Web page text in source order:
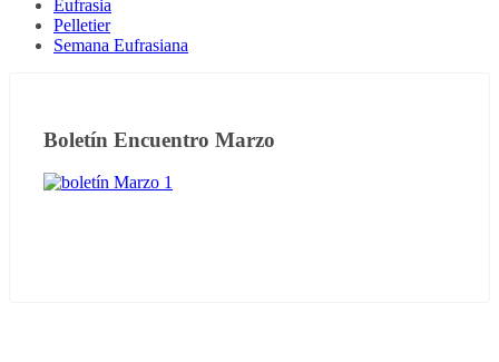
Eufrasia
Pelletier
Semana Eufrasiana
Boletín Encuentro Marzo